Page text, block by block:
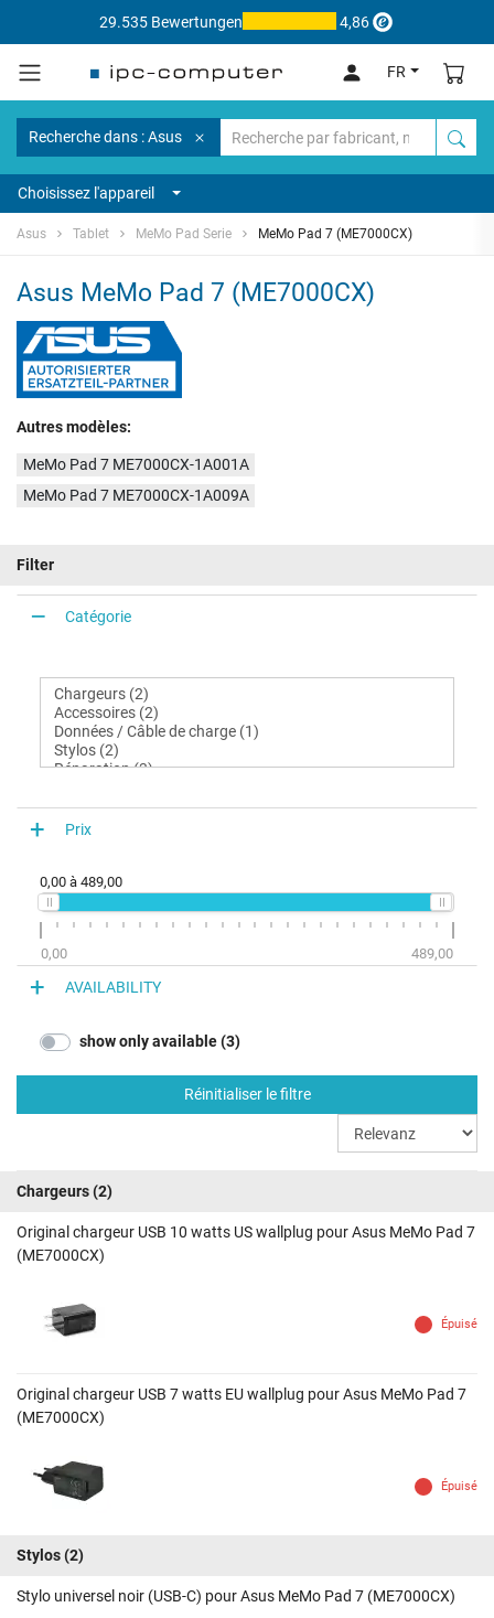
29.535 Bewertungen 4,86
FR
Recherche dans : Asus
Choisissez l'appareil
Asus Tablet MeMo Pad Serie MeMo Pad 7 (ME7000CX)
Asus MeMo Pad 7 (ME7000CX)
Autres modèles:
MeMo Pad 7 ME7000CX-1A001A
MeMo Pad 7 ME7000CX-1A009A
Filter
Catégorie
Prix
0,00 à 489,00
0,00 489,00
AVAILABILITY
show only available (3)
Réinitialiser le filtre
Chargeurs(2)
Original chargeur USB 10 watts US wallplug pour Asus MeMo Pad 7
(ME7000CX)
Épuisé
Original chargeur USB 7 watts EU wallplug pour Asus MeMo Pad 7
(ME7000CX)
Épuisé
Stylos(2)
Stylo universel noir (USB-C) pour Asus MeMo Pad 7 (ME7000CX)